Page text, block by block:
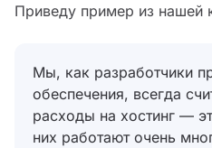
Приведу пример из нашей
Мы, как разработчики
обеспечения, всегда
расходы на хостинг —
них работают очень